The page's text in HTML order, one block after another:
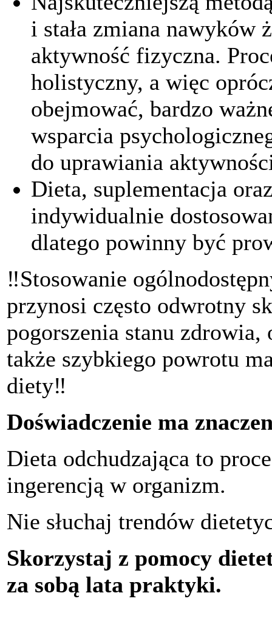
i stała zmiana nawyków
aktywność fizyczna.
holistyczny, a więc
obejmować, bardzo
wsparcia
do uprawiania
Dieta, suplementacja
indywidualnie
dlatego powinny być
‼Stosowanie
przynosi często odwrotny
pogorszenia stanu zdrowia,
także szybkiego powrotu
diety‼
Doświadczenie ma
Dieta odchudzająca to
ingerencją w organizm.
Nie słuchaj trendów
Skorzystaj z pomocy
za sobą lata praktyki.